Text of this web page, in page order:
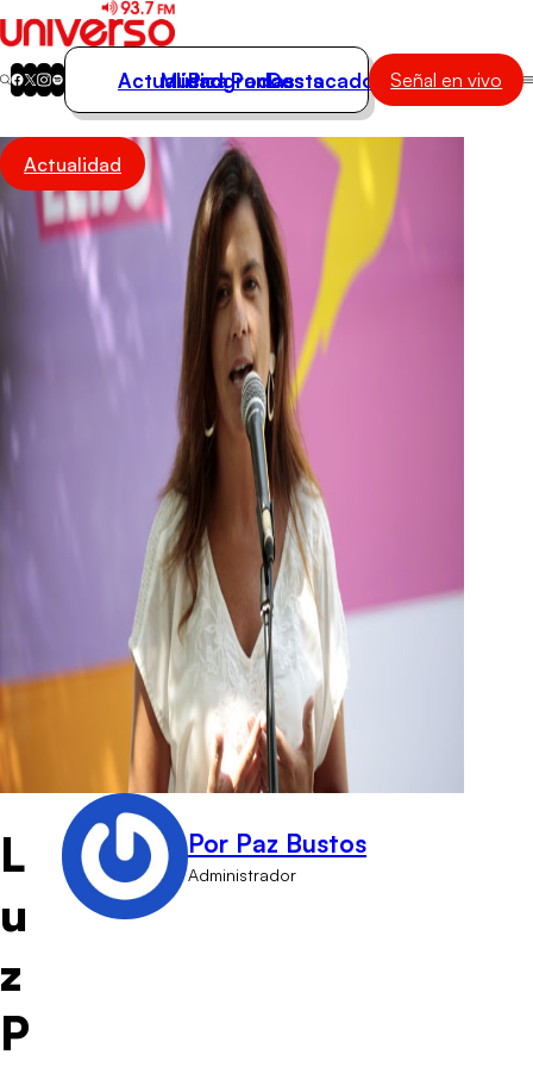
Actualidad
Música
Programas
Podcasts
Destacados
Actualidad
Música
Programas
Podcasts
Destacados Señal en vivo
Actualidad
L
u
z
P
Por Paz Bustos
Administrador